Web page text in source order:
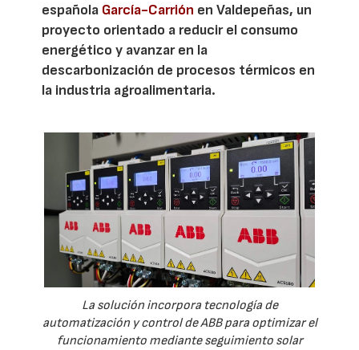
española García-Carrión en Valdepeñas, un
proyecto orientado a reducir el consumo
energético y avanzar en la
descarbonización de procesos térmicos en
la industria agroalimentaria.
La solución incorpora tecnología de
automatización y control de ABB para optimizar el
funcionamiento mediante seguimiento solar